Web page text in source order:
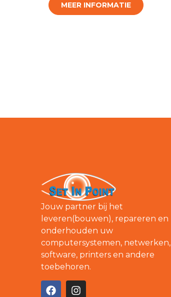
MEER INFORMATIE
Jouw partner bij het
leveren(bouwen), repareren en
onderhouden uw
computersystemen, netwerken,
software, printers en andere
toebehoren.